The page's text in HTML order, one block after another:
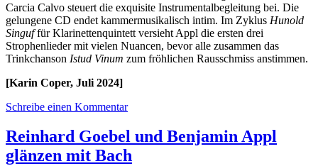
Carcia Calvo steuert die exquisite Instrumentalbegleitung bei. Die
gelungene CD endet kammermusikalisch intim. Im Zyklus Hunold
Singuffür Klarinettenquintett versieht Appl die ersten drei
Strophenlieder mit vielen Nuancen, bevor alle zusammen das
Trinkchanson Istud Vinum zum fröhlichen Rausschmiss anstimmen.
[Karin Coper, Juli 2024]
Schreibe einen Kommentar
Reinhard Goebel und Benjamin Appl
glänzen mit Bach